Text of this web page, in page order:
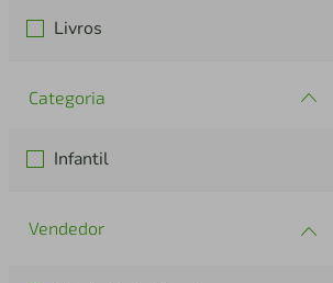
Livros
Categoria
Infantil